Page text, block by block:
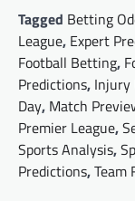
Tagged Betting
League, Expert
Football Betting,
Predictions, Injury
Day, Match
Premier League,
Sports Analysis,
Predictions,Team